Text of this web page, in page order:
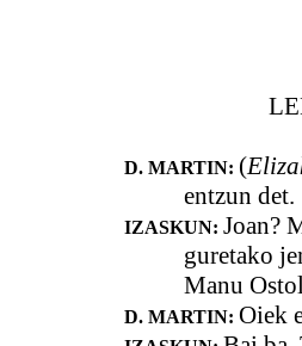
D. MARTIN: (
entzun
IZASKUN: Joan?
guretako
Manu
D. MARTIN: Oiek